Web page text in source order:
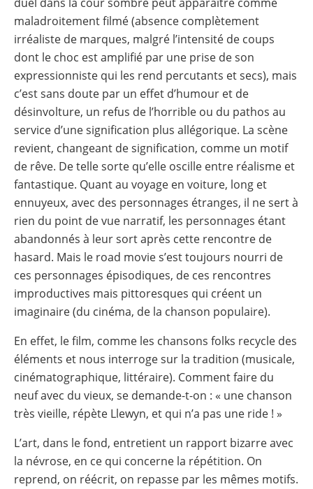
maladroitement filmé (absence complètement
irréaliste de marques, malgré l’intensité de coups
dont le choc est amplifié par une prise de son
expressionniste qui les rend percutants et secs), mais
c’est sans doute par un effet d’humour et de
désinvolture, un refus de l’horrible ou du pathos au
service d’une signification plus allégorique. La scène
revient, changeant de signification, comme un motif
de rêve. De telle sorte qu’elle oscille entre réalisme et
fantastique. Quant au voyage en voiture, long et
ennuyeux, avec des personnages étranges, il ne sert à
rien du point de vue narratif, les personnages étant
abandonnés à leur sort après cette rencontre de
hasard. Mais le road movie s’est toujours nourri de
ces personnages épisodiques, de ces rencontres
improductives mais pittoresques qui créent un
imaginaire (du cinéma, de la chanson populaire).
En effet, le film, comme les chansons folks recycle des
éléments et nous interroge sur la tradition (musicale,
cinématographique, littéraire). Comment faire du
neuf avec du vieux, se demande-t-on : « une chanson
très vieille, répète Llewyn, et qui n’a pas une ride ! »
L’art, dans le fond, entretient un rapport bizarre avec
la névrose, en ce qui concerne la répétition. On
reprend, on réécrit, on repasse par les mêmes motifs.